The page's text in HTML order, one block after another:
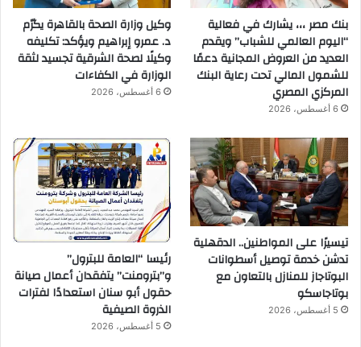
بنك مصر ،،، يشارك في فعالية
“اليوم العالمي للشباب” ويقدم
العديد من العروض المجانية دعمًا
للشمول المالي تحت رعاية البنك
المركزي المصري
6 أغسطس، 2026
وكيل وزارة الصحة بالقاهرة يكرّم
د. عمرو إبراهيم ويؤكد: تكليفه
وكيلًا لصحة الشرقية تجسيد لثقة
الوزارة في الكفاءات
6 أغسطس، 2026
تيسيرًا على المواطنين.. الدقهلية
تدشن خدمة توصيل أسطوانات
البوتاجاز للمنازل بالتعاون مع
بوتاجاسكو
5 أغسطس، 2026
رئيسا “العامة للبترول”
و”بترومنت” يتفقدان أعمال صيانة
حقول أبو سنان استعدادًا لفترات
الذروة الصيفية
5 أغسطس، 2026